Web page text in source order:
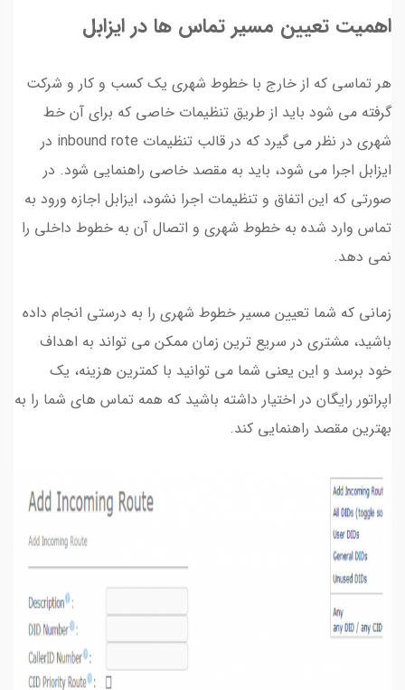
اهمیت تعیین مسیر تماس ها در ایزابل
هر تماسی که از خارج با خطوط شهری یک کسب و کار و شرکت
گرفته می شود باید از طریق تنظیمات خاصی که برای آن خط
شهری در نظر می گیرد که در قالب تنظیمات inbound rote در
ایزابل اجرا می شود، باید به مقصد خاصی راهنمایی شود. در
صورتی که این اتفاق و تنظیمات اجرا نشود، ایزابل اجازه ورود به
تماس وارد شده به خطوط شهری و اتصال آن به خطوط داخلی را
نمی دهد.
زمانی که شما تعیین مسیر خطوط شهری را به درستی انجام داده
باشید، مشتری در سریع ترین زمان ممکن می تواند به اهداف
خود برسد و این یعنی شما می توانید با کمترین هزینه، یک
اپراتور رایگان در اختیار داشته باشید که همه تماس های شما را به
بهترین مقصد راهنمایی کند.